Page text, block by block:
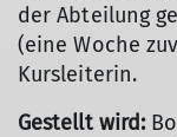
der Abteilung
(eine Woche
Kursleiterin.
Gestellt wird: